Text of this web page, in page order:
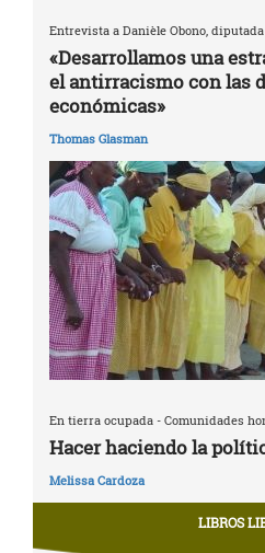
Entrevista a Danièle Obono,
«Desarrollamos una
el antirracismo con las
económicas»
Thomas Glasman
En tierra ocupada - Comunidades
Hacer haciendo la
Melissa Cardoza
LIBROS